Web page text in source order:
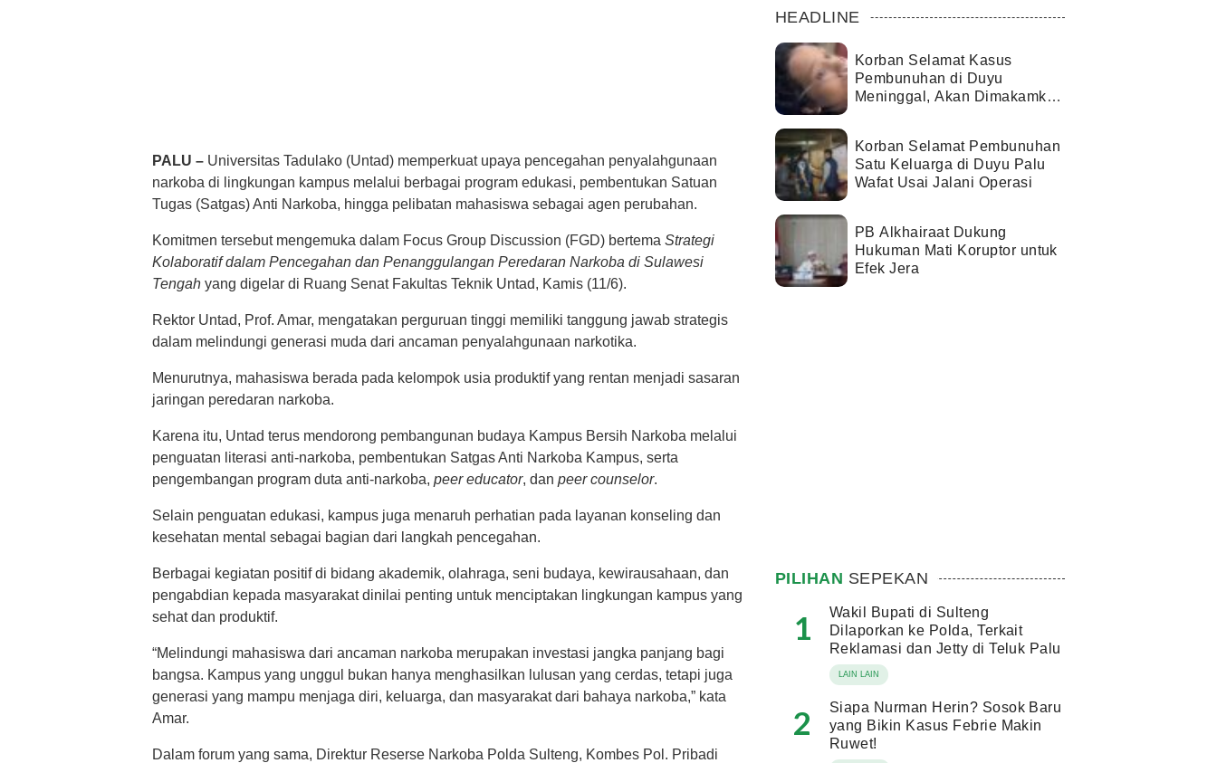
PALU – Universitas Tadulako (Untad) memperkuat upaya pencegahan penyalahgunaan
narkoba di lingkungan kampus melalui berbagai program edukasi, pembentukan Satuan
Tugas (Satgas) Anti Narkoba, hingga pelibatan mahasiswa sebagai agen perubahan.
Komitmen tersebut mengemuka dalam Focus Group Discussion (FGD) bertema Strategi
Kolaboratif dalam Pencegahan dan Penanggulangan Peredaran Narkoba di Sulawesi
Tengah yang digelar di Ruang Senat Fakultas Teknik Untad, Kamis (11/6).
Rektor Untad, Prof. Amar, mengatakan perguruan tinggi memiliki tanggung jawab strategis
dalam melindungi generasi muda dari ancaman penyalahgunaan narkotika.
Menurutnya, mahasiswa berada pada kelompok usia produktif yang rentan menjadi sasaran
jaringan peredaran narkoba.
Karena itu, Untad terus mendorong pembangunan budaya Kampus Bersih Narkoba melalui
penguatan literasi anti-narkoba, pembentukan Satgas Anti Narkoba Kampus, serta
pengembangan program duta anti-narkoba, peer educator, dan peer counselor.
Selain penguatan edukasi, kampus juga menaruh perhatian pada layanan konseling dan
kesehatan mental sebagai bagian dari langkah pencegahan.
Berbagai kegiatan positif di bidang akademik, olahraga, seni budaya, kewirausahaan, dan
pengabdian kepada masyarakat dinilai penting untuk menciptakan lingkungan kampus yang
sehat dan produktif.
“Melindungi mahasiswa dari ancaman narkoba merupakan investasi jangka panjang bagi
bangsa. Kampus yang unggul bukan hanya menghasilkan lulusan yang cerdas, tetapi juga
generasi yang mampu menjaga diri, keluarga, dan masyarakat dari bahaya narkoba,” kata
Amar.
Dalam forum yang sama, Direktur Reserse Narkoba Polda Sulteng, Kombes Pol. Pribadi
HEADLINE
Korban Selamat Kasus
Pembunuhan di Duyu
Meninggal, Akan Dimakamkan
Korban Selamat Pembunuhan
Satu Keluarga di Duyu Palu
Wafat Usai Jalani Operasi
PB Alkhairaat Dukung
Hukuman Mati Koruptor untuk
Efek Jera
PILIHAN SEPEKAN
1
Wakil Bupati di Sulteng
Dilaporkan ke Polda, Terkait
Reklamasi dan Jetty di Teluk Palu
LAIN LAIN
2
Siapa Nurman Herin? Sosok Baru
yang Bikin Kasus Febrie Makin
Ruwet!